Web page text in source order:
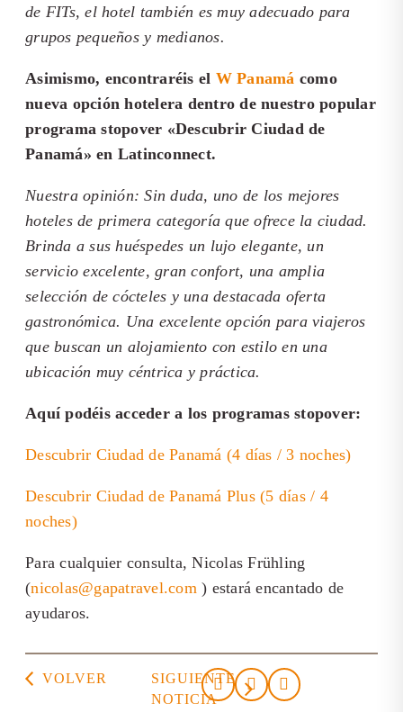
de FITs, el hotel también es muy adecuado para
grupos pequeños y medianos.
Asimismo, encontraréis el W Panamá como
nueva opción hotelera dentro de nuestro popular
programa stopover «Descubrir Ciudad de
Panamá» en Latinconnect.
Nuestra opinión: Sin duda, uno de los mejores
hoteles de primera categoría que ofrece la ciudad.
Brinda a sus huéspedes un lujo elegante, un
servicio excelente, gran confort, una amplia
selección de cócteles y una destacada oferta
gastronómica. Una excelente opción para viajeros
que buscan un alojamiento con estilo en una
ubicación muy céntrica y práctica.
Aquí podéis acceder a los programas stopover:
Descubrir Ciudad de Panamá (4 días / 3 noches)
Descubrir Ciudad de Panamá Plus (5 días / 4
noches)
Para cualquier consulta, Nicolas Frühling
(nicolas@gapatravel.com) estará encantado de
ayudaros.
VOLVER
SIGUIENTE
NOTICIA